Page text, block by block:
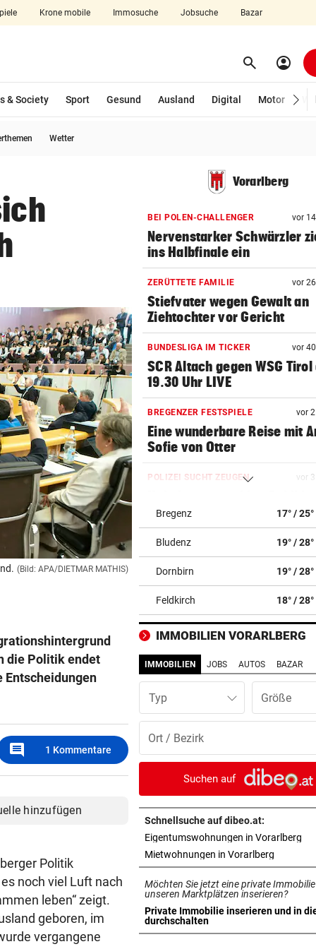
Krone mobile Immosuche Jobsuche Bazar
aufklappen search Suchen
account_circle
& Society Sport Gesund Ausland Digital Motor
Wetter
(Bild: APA/DIETMAR MATHIS)
die Politik endet
Entscheidungen
comment 1 Kommentare
hinzufügen
Politik
noch viel Luft nach
leben“ zeigt.
geboren, im
vergangene
Vorarlberg
BEI POLEN-CHALLENGER vor
Nervenstarker Schwärzler
ins Halbfinale ein
ZERÜTTETE FAMILIE vor
Stiefvater wegen Gewalt an
Ziehtochter vor Gericht
BUNDESLIGA IM TICKER vor
SCR Altach gegen WSG Tirol
19.30 Uhr LIVE
BREGENZER FESTSPIELE vor
Eine wunderbare Reise mit
Sofie von Otter
POLIZEI SUCHT ZEUGEN vor
Feuerwehrhaus
BINNEN WENIGER STUNDEN vor
Ländle-Polizei nahm neun
Jugendliche fest
Kein Wasser mehr:
Alpenvereinshaus schließt
NACH OPERATION vor
Youngster Maxi Taucher
Nummer 1 erneut
SPERRSTUNDE
Wirtshaussterben:
schlittert in Pleite
Altachs Massombo kennt
Schlüssel zum Erfolg
VON POLIZEI GESCHNAPPT vor
Urlauber war mit illegalen
unterwegs
DREI MÄNNER ANGEKLAGT vor
Bregenz 17° / 25°
Bludenz 19° / 28°
Dornbirn 19° / 28°
Feldkirch 18° / 28°
IMMOBILIEN VORARLBERG
IMMOBILIEN JOBS AUTOS BAZAR
Typ
Suchen auf
Schnellsuche auf dibeo.at:
Eigentumswohnungen in Vorarlberg
Mietwohnungen in Vorarlberg
Möchten Sie jetzt eine private
unseren Marktplätzen inserieren?
Private Immobilie inserieren und in
durchschalten
in neuem Tab öffnen